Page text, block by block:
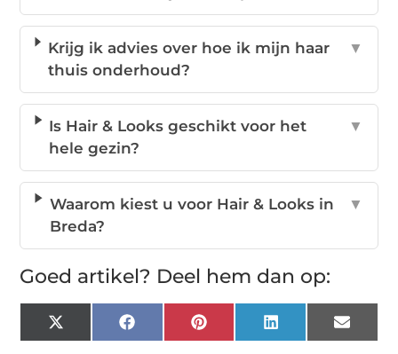
Krijg ik advies over hoe ik mijn haar
thuis onderhoud?
▼
Is Hair & Looks geschikt voor het
hele gezin?
▼
Waarom kiest u voor Hair & Looks in
Breda?
▼
Goed artikel? Deel hem dan op:
X
(Twitter)
FacebookPinterestLinkedInEmail